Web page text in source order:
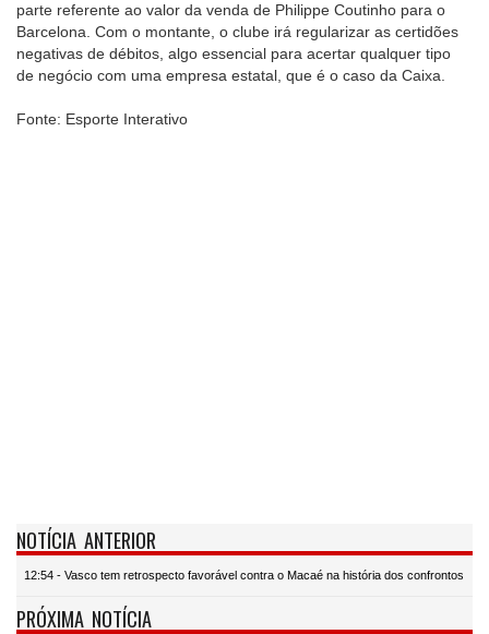
parte referente ao valor da venda de Philippe Coutinho para o
Barcelona. Com o montante, o clube irá regularizar as certidões
negativas de débitos, algo essencial para acertar qualquer tipo
de negócio com uma empresa estatal, que é o caso da Caixa.
Fonte: Esporte Interativo
NOTÍCIA ANTERIOR
12:54 - Vasco tem retrospecto favorável contra o Macaé na história dos confrontos
PRÓXIMA NOTÍCIA